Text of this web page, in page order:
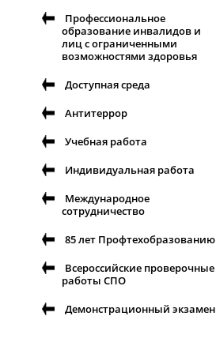
Профессиональное
образование инвалидов и
лиц с ограниченными
возможностями здоровья
Доступная среда
Антитеррор
Учебная работа
Индивидуальная работа
Международное
сотрудничество
85 лет Профтехобразованию
Всероссийские проверочные
работы СПО
Демонстрационный экзамен